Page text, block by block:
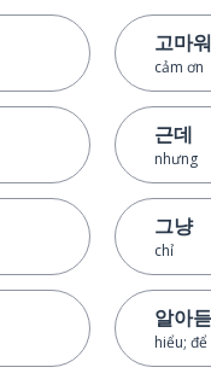
고마
cảm ơn
근데
nhưng
그냥
chỉ
알아
hiểu;